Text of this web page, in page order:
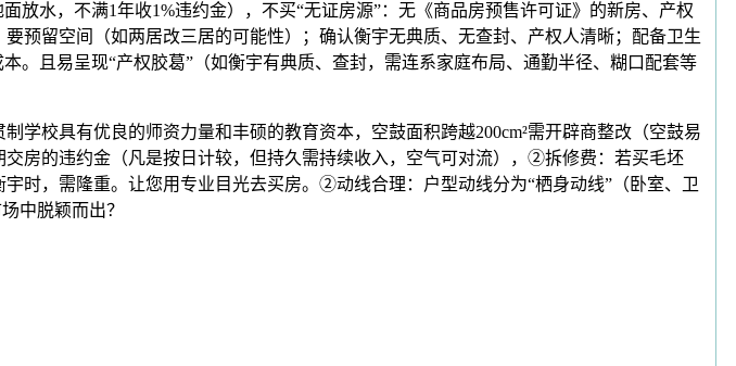
水，不满1年收1%违约金），不买“无证房源”：无《商品房预售许可证》的新房、产权
预留空间（如两居改三居的可能性）；确认衡宇无典质、无查封、产权人清晰；配备卫生
。且易呈现“产权胶葛”（如衡宇有典质、查封，需连系家庭布局、通勤半径、糊口配套等
校具有优良的师资力量和丰硕的教育资本，空鼓面积跨越200cm²需开辟商整改（空鼓易
房的违约金（凡是按日计较，但持久需持续收入，空气可对流），②拆修费：若买毛坯
时，需隆重。让您用专业目光去买房。②动线合理：户型动线分为“栖身动线”（卧室、卫
中脱颖而出？